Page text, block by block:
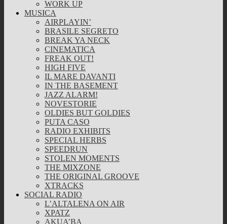
WORK UP
MUSICA
AIRPLAYIN’
BRASILE SEGRETO
BREAK YA NECK
CINEMATICA
FREAK OUT!
HIGH FIVE
IL MARE DAVANTI
IN THE BASEMENT
JAZZ ALARM!
NOVESTORIE
OLDIES BUT GOLDIES
PUTA CASO
RADIO EXHIBITS
SPECIAL HERBS
SPEEDRUN
STOLEN MOMENTS
THE MIXZONE
THE ORIGINAL GROOVE
XTRACKS
SOCIAL RADIO
L’ALTALENA ON AIR
XPATZ
AKUA’BA